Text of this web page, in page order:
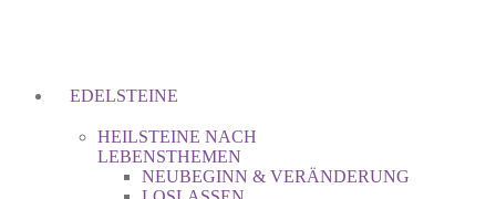
EDELSTEINE
HEILSTEINE NACH
LEBENSTHEMEN
NEUBEGINN & VERÄNDERUNG